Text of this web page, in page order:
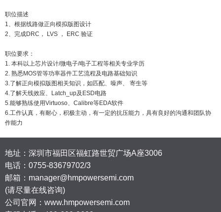
职位描述
1、根据线路做正向模拟版图设计
2、完成DRC ， LVS ， ERC 验证
职位要求：
1. 本科以上芯片设计/微电子/电子工程等相关专业学历
2. 熟悉MOS管等功率器件工艺流程及电路基础知识
3.了解正向模拟版图相关知识，如匹配、噪声、 寄生等
4.了解天线效应、 Latch_up及 ESD电路
5.能够熟练使用Virtuoso、 Calibre等EDA软件
6.工作认真，有耐心，积极主动，有一定的抗压能力，具有良好的沟通和团队协
作能力
地址：深圳市福田区福虹路世贸广场A座3006
电话： 0755-83679702/3
邮箱：manager@hmpowersemi.com
(请尽量在线咨询)
公司官网：www.hmpowersemi.com